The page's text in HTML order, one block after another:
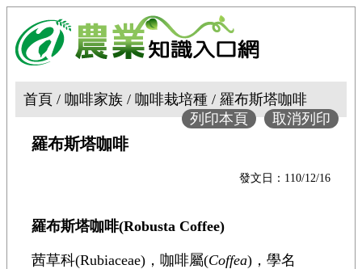
首頁 / 咖啡家族 / 咖啡栽培種 / 羅布斯塔咖啡
取消列印
列印本頁
羅布斯塔咖啡
發文日：110/12/16
羅布斯塔咖啡(Robusta Coffee)
茜草科(Rubiaceae)，咖啡屬(Coffea)，學名